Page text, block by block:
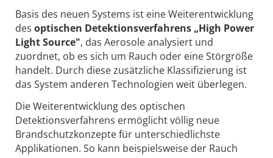
Basis des neuen Systems ist eine Weiterentwicklung
des optischen Detektionsverfahrens „High Power
Light Source", das Aerosole analysiert und
zuordnet, ob es sich um Rauch oder eine Störgröße
handelt. Durch diese zusätzliche Klassifizierung ist
das System anderen Technologien weit überlegen.
Die Weiterentwicklung des optischen
Detektionsverfahrens ermöglicht völlig neue
Brandschutzkonzepte für unterschiedlichste
Applikationen. So kann beispielsweise der Rauch